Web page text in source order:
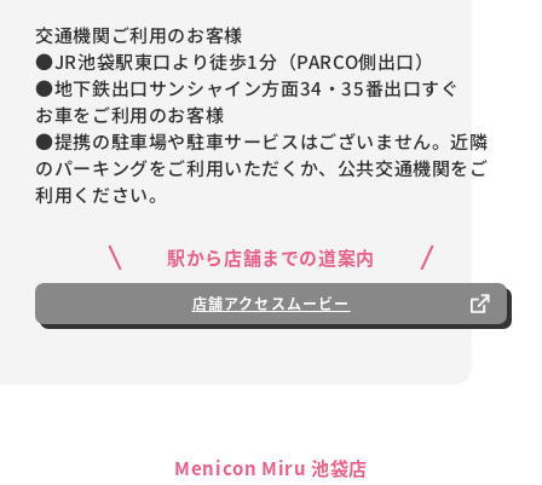
交通機関ご利用のお客様
●JR池袋駅東口より徒歩1分（PARCO側出口）
●地下鉄出口サンシャイン方面34・35番出口すぐ
お車をご利用のお客様
●提携の駐車場や駐車サービスはございません。近隣
のパーキングをご利用いただくか、公共交通機関をご
利用ください。
駅から店舗までの道案内
店舗アクセスムービー
Menicon Miru 池袋店